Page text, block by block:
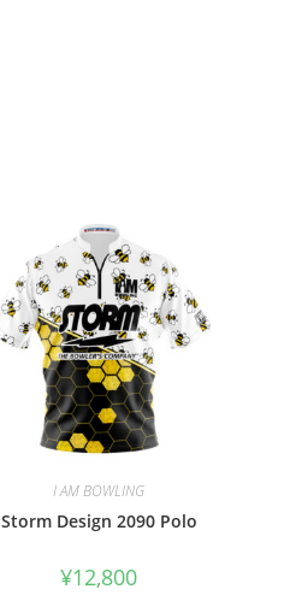
I AM BOWLING
Storm Design 2090 Polo
¥12,800